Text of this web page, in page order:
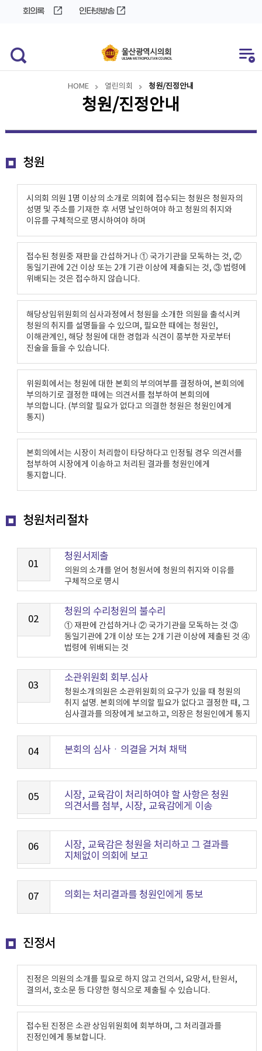
회의록 인터넷방송
HOME 열린의회 청원/진정안내
청원/진정안내
청원
시의회 의원 1명 이상의 소개로 의회에 접수되는 청원은 청원자의
성명 및 주소를 기재한 후 서명 날인하여야 하고 청원의 취지와
이유를 구체적으로 명시하여야 하며
접수된 청원중 재판을 간섭하거나 ① 국가기관을 모독하는 것, ②
동일기관에 2건 이상 또는 2개 기관 이상에 제출되는 것, ③ 법령에
위배되는 것은 접수하지 않습니다.
해당상임위원회의 심사과정에서 청원을 소개한 의원을 출석시켜
청원의 취지를 설명들을 수 있으며, 필요한 때에는 청원인,
이해관계인, 해당 청원에 대한 경험과 식견이 풍부한 자로부터
진술을 들을 수 있습니다.
위원회에서는 청원에 대한 본회의 부의여부를 결정하여, 본회의에
부의하기로 결정한 때에는 의견서를 첨부하여 본회의에
부의합니다. (부의할 필요가 없다고 의결한 청원은 청원인에게
통지)
본회의에서는 시장이 처리함이 타당하다고 인정될 경우 의견서를
첨부하여 시장에게 이송하고 처리된 결과를 청원인에게
통지합니다.
청원처리절차
01
청원서제출
의원의 소개를 얻어 청원서에 청원의 취지와 이유를
구체적으로 명시
02
청원의 수리청원의 불수리
① 재판에 간섭하거나 ② 국가기관을 모독하는 것 ③
동일기관에 2개 이상 또는 2개 기관 이상에 제출된 것 ④
법령에 위배되는 것
03
소관위원회 회부.심사
청원소개의원은 소관위원회의 요구가 있을 때 청원의
취지 설명. 본회의에 부의할 필요가 없다고 결정한 때, 그
심사결과를 의장에게 보고하고, 의장은 청원인에게 통지
04 본회의 심사ㆍ의결을 거쳐 채택
05
시장, 교육감이 처리하여야 할 사항은 청원
의견서를 첨부, 시장, 교육감에게 이송
06
시장, 교육감은 청원을 처리하고 그 결과를
지체없이 의회에 보고
07 의회는 처리결과를 청원인에게 통보
진정서
진정은 의원의 소개를 필요로 하지 않고 건의서, 요망서, 탄원서,
결의서, 호소문 등 다양한 형식으로 제출될 수 있습니다.
접수된 진정은 소관 상임위원회에 회부하며, 그 처리결과를
진정인에게 통보합니다.